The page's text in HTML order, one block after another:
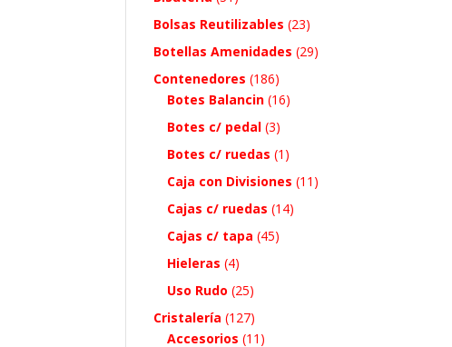
Bolsas Reutilizables (23)
Botellas Amenidades (29)
Contenedores (186)
Botes Balancin (16)
Botes c/ pedal (3)
Botes c/ ruedas (1)
Caja con Divisiones (11)
Cajas c/ ruedas (14)
Cajas c/ tapa (45)
Hieleras (4)
Uso Rudo (25)
Cristalería (127)
Accesorios (11)